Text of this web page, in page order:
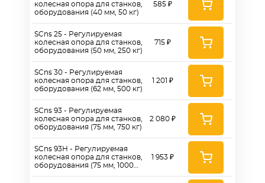
колесная опора для станков,
оборудования (40 мм, 50 кг)
SCns 25 - Регулируемая
колесная опора для станков,
оборудования (50 мм, 250 кг)
SCns 30 - Регулируемая
колесная опора для станков,
оборудования (62 мм, 500 кг)
SCns 93 - Регулируемая
колесная опора для станков,
оборудования (75 мм, 750 кг)
SCns 93H - Регулируемая
колесная опора для станков,
оборудования (75 мм, 1000
585 ₽
715 ₽
1 201 ₽
2 080 ₽
1 953 ₽